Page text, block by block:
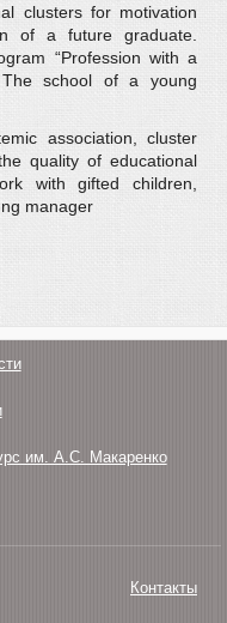
clusters for motivation
of a future graduate.
“Profession with a
The school of a young
association, cluster
quality of educational
with gifted children,
manager
им. А.С. Макаренко
Контакты